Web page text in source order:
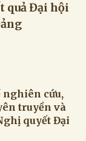
quả Đại hội
nghiên cứu,
truyền và
quyết Đại